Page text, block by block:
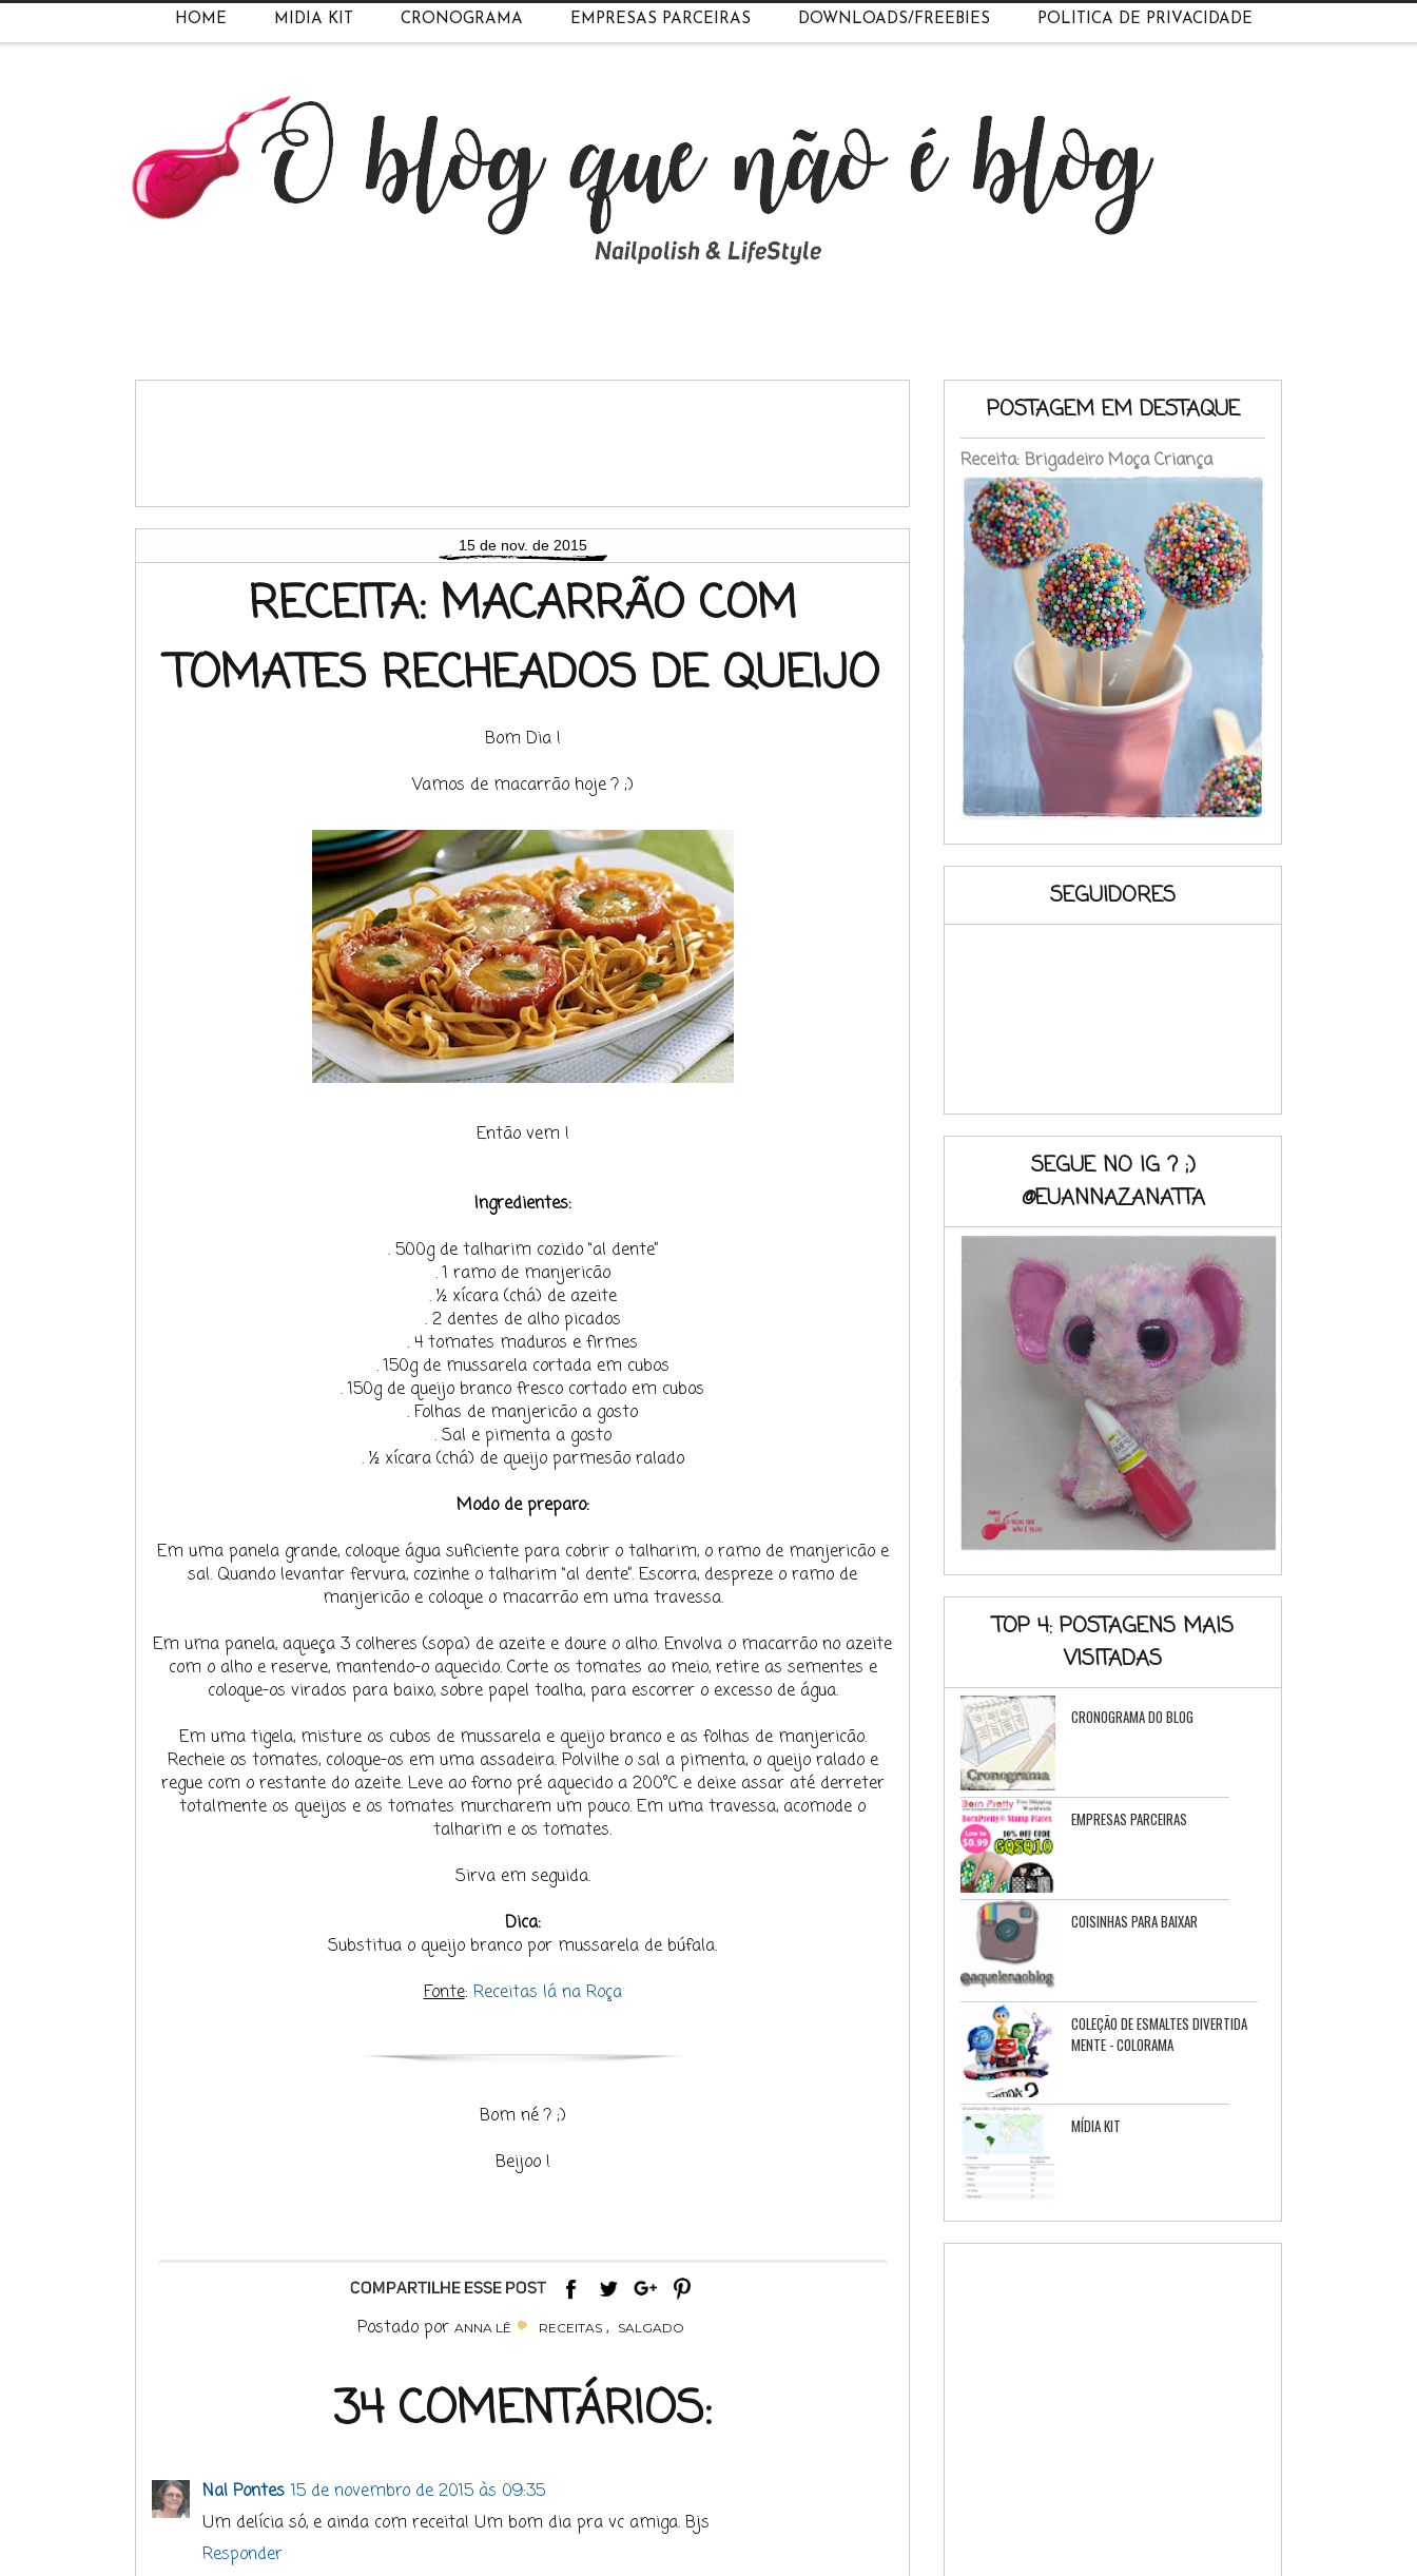
HOME MIDIA KIT CRONOGRAMA EMPRESAS PARCEIRAS DOWNLOADS/FREEBIES POLÍTICA DE PRIVACIDADE
15 de nov. de 2015
RECEITA: MACARRÃO COM
TOMATES RECHEADOS DE QUEIJO
Bom Dia !
Vamos de macarrão hoje ? ;)
Então vem !
Ingredientes:
. 500g de talharim cozido “al dente”
. 1 ramo de manjericão
. ½ xícara (chá) de azeite
. 2 dentes de alho picados
. 4 tomates maduros e firmes
. 150g de mussarela cortada em cubos
. 150g de queijo branco fresco cortado em cubos
. Folhas de manjericão a gosto
. Sal e pimenta a gosto
. ½ xícara (chá) de queijo parmesão ralado
Modo de preparo:
Em uma panela grande, coloque água suficiente para cobrir o talharim, o ramo de manjericão e
sal. Quando levantar fervura, cozinhe o talharim “al dente”. Escorra, despreze o ramo de
manjericão e coloque o macarrão em uma travessa.
Em uma panela, aqueça 3 colheres (sopa) de azeite e doure o alho. Envolva o macarrão no azeite
com o alho e reserve, mantendo-o aquecido. Corte os tomates ao meio, retire as sementes e
coloque-os virados para baixo, sobre papel toalha, para escorrer o excesso de água.
Em uma tigela, misture os cubos de mussarela e queijo branco e as folhas de manjericão.
Recheie os tomates, coloque-os em uma assadeira. Polvilhe o sal a pimenta, o queijo ralado e
regue com o restante do azeite. Leve ao forno pré aquecido a 200°C e deixe assar até derreter
totalmente os queijos e os tomates murcharem um pouco. Em uma travessa, acomode o
talharim e os tomates.
Sirva em seguida.
Dica:
Substitua o queijo branco por mussarela de búfala.
Fonte: Receitas lá na Roça
Bom né ? ;)
Beijoo !
Postado por ANNA LÊ RECEITAS , SALGADO
34 COMENTÁRIOS:
Nal Pontes 15 de novembro de 2015 às 09:35
Um delícia só, e ainda com receita! Um bom dia pra vc amiga. Bjs
Responder
POSTAGEM EM DESTAQUE
Receita: Brigadeiro Moça Criança
SEGUIDORES
SEGUE NO IG ? ;)
@EUANNAZANATTA
TOP 4: POSTAGENS MAIS
VISITADAS
CRONOGRAMA DO BLOG
EMPRESAS PARCEIRAS
COISINHAS PARA BAIXAR
COLEÇÃO DE ESMALTES DIVERTIDA
MENTE - COLORAMA
MÍDIA KIT